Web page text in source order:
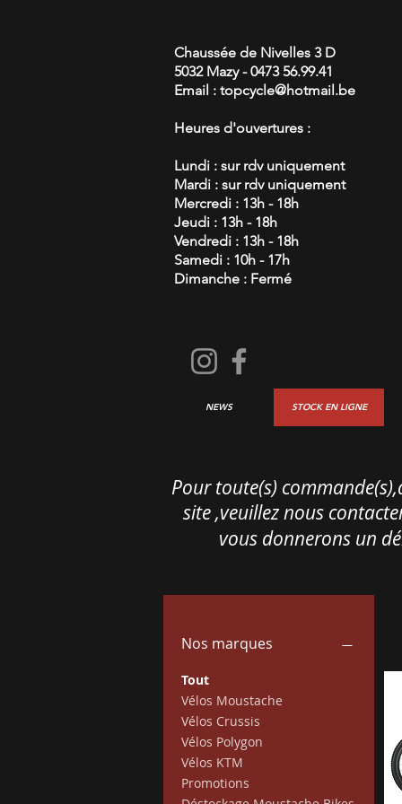
Chaussée de Nivelles 3 D
5032 Mazy - 0473 56.99.41
Email : topcycle@hotmail.be
Heures d'ouvertures :
Lundi : sur rdv uniquement
Mardi : sur rdv uniquement
Mercredi : 13h - 18h
Jeudi : 13h - 18h
Vendredi : 13h - 18h
Samedi : 10h - 17h
Dimanche : Fermé
NEWS STOCK EN LIGNE
Pour toute(s)
site ,veuillez nous
vous donnerons un
Nos marques
Tout
Vélos Moustache
Vélos Crussis
Vélos Polygon
Vélos KTM
Promotions